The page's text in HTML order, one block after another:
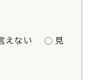
えない
見